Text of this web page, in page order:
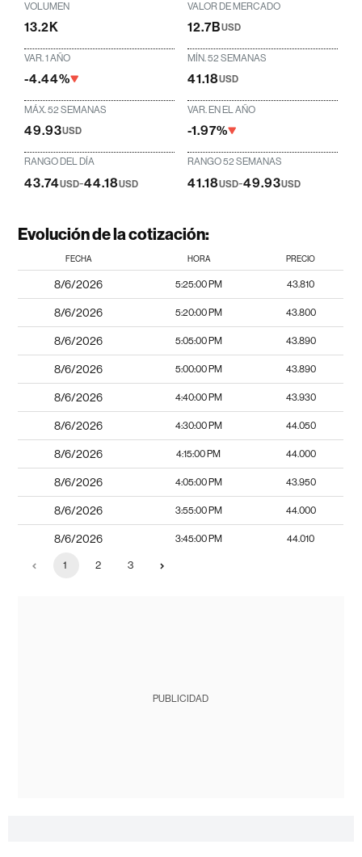
VOLUMEN
13.2K
VALOR DE MERCADO
12.7BUSD
VAR. 1 AÑO
-4.44%
MÍN. 52 SEMANAS
41.18USD
MÁX. 52 SEMANAS
49.93USD
VAR. EN EL AÑO
-1.97%
RANGO DEL DÍA
43.74USD-44.18USD
RANGO 52 SEMANAS
41.18USD-49.93USD
Evolución de la cotización:
FECHA HORA PRECIO
8/6/2026 5:25:00 PM 43.810
8/6/2026 5:20:00 PM 43.800
8/6/2026 5:05:00 PM 43.890
8/6/2026 5:00:00 PM 43.890
8/6/2026 4:40:00 PM 43.930
8/6/2026 4:30:00 PM 44.050
8/6/2026 4:15:00 PM 44.000
8/6/2026 4:05:00 PM 43.950
8/6/2026 3:55:00 PM 44.000
8/6/2026 3:45:00 PM 44.010
1 2 3
PUBLICIDAD